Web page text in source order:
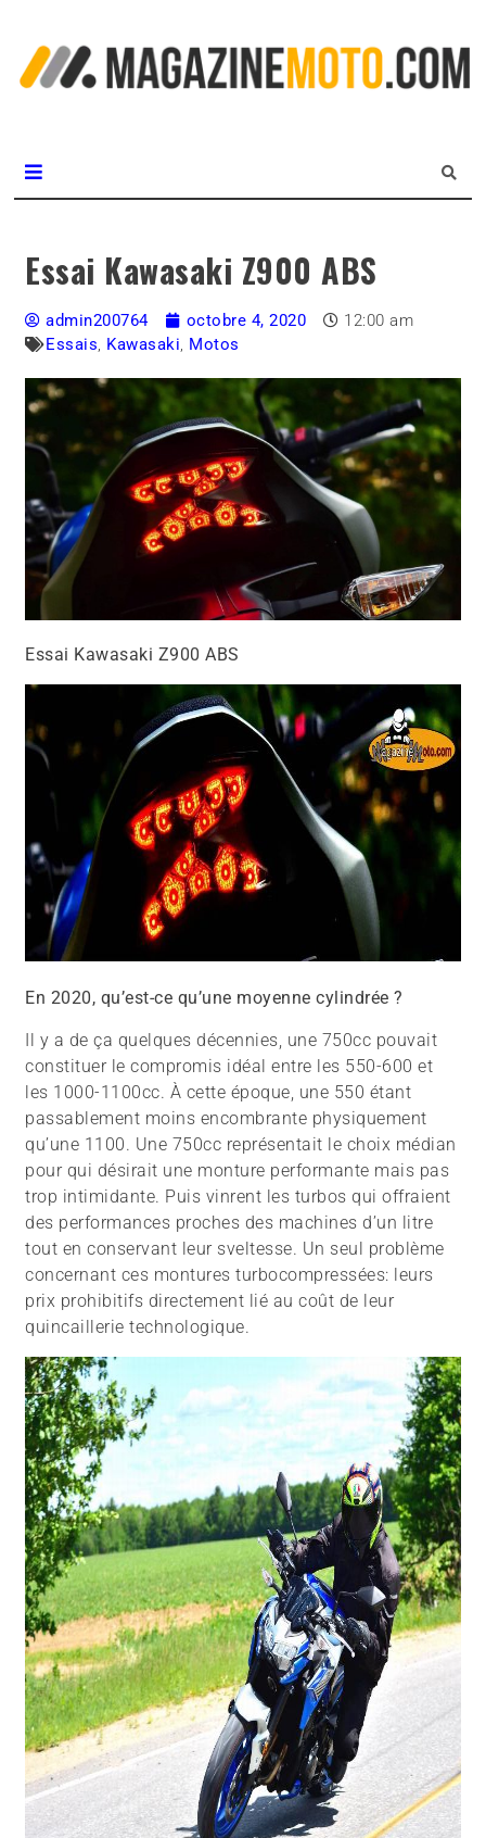
Essai Kawasaki Z900 ABS
admin200764 octobre 4, 2020
12:00 am
Essais, Kawasaki, Motos
Essai Kawasaki Z900 ABS
En 2020, qu’est-ce qu’une moyenne cylindrée ?
Il y a de ça quelques décennies, une 750cc pouvait
constituer le compromis idéal entre les 550-600 et
les 1000-1100cc. À cette époque, une 550 étant
passablement moins encombrante physiquement
qu’une 1100. Une 750cc représentait le choix médian
pour qui désirait une monture performante mais pas
trop intimidante. Puis vinrent les turbos qui offraient
des performances proches des machines d’un litre
tout en conservant leur sveltesse. Un seul problème
concernant ces montures turbocompressées: leurs
prix prohibitifs directement lié au coût de leur
quincaillerie technologique.